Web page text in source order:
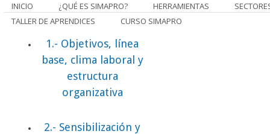
INICIO ¿QUÉ ES SIMAPRO? HERRAMIENTAS
TALLER DE APRENDICES
CURSO SIMAPRO
1.- Objetivos, línea
base, clima laboral y
estructura
organizativa
2.- Sensibilización y